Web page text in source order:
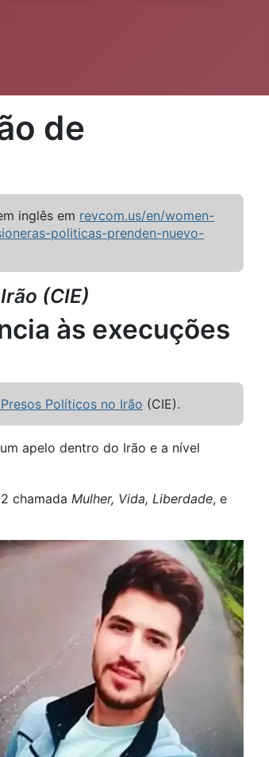
de
inglês em revcom.us/en/women-
politicas-prenden-nuevo-
(CIE)
às execuções
Políticos no Irão (CIE).
apelo dentro do Irão e a nível
chamada Mulher, Vida, Liberdade, e